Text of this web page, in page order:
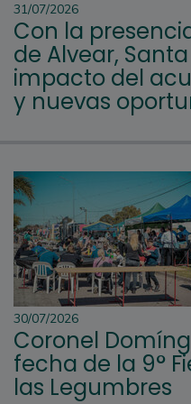
31/07/2026
Con la
de Alvear,
impacto del
y nuevas
30/07/2026
Coronel
fecha de la 9°
las Legumbres